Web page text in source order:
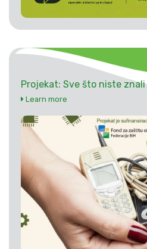
Projekat: Sve što niste
Learn more